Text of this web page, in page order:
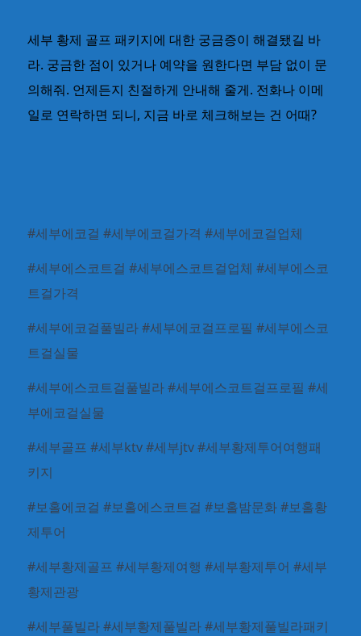
세부 황제 골프 패키지에 대한 궁금증이 해결됐길 바
라. 궁금한 점이 있거나 예약을 원한다면 부담 없이 문
의해줘. 언제든지 친절하게 안내해 줄게. 전화나 이메
일로 연락하면 되니, 지금 바로 체크해보는 건 어때?
#세부에코걸 #세부에코걸가격 #세부에코걸업체
#세부에스코트걸 #세부에스코트걸업체 #세부에스코
트걸가격
#세부에코걸풀빌라 #세부에코걸프로필 #세부에스코
트걸실물
#세부에스코트걸풀빌라 #세부에스코트걸프로필 #세
부에코걸실물
#세부골프 #세부ktv #세부jtv #세부황제투어여행패
키지
#보홀에코걸 #보홀에스코트걸 #보홀밤문화 #보홀황
제투어
#세부황제골프 #세부황제여행 #세부황제투어 #세부
황제관광
#세부풀빌라 #세부황제풀빌라 #세부황제풀빌라패키